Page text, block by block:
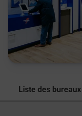
Liste des